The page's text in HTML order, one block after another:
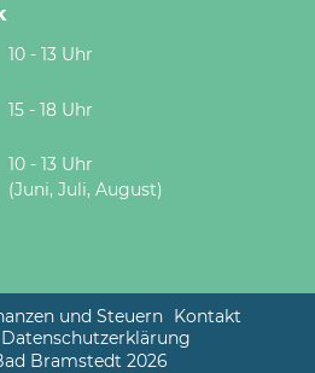
10 - 13 Uhr
15 - 18 Uhr
10 - 13 Uhr
(Juni, Juli, August)
und Steuern Kontakt
Datenschutzerklärung
Bramstedt 2026